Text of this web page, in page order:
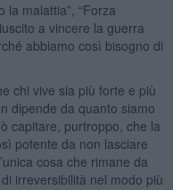
la malattia”, “Forza
a vincere la guerra
abbiamo così bisogno di
chi vive sia più forte e più
dipende da quanto siamo
capitare, purtroppo, che la
potente da non lasciare
cosa che rimane da
irreversibilità nel modo più